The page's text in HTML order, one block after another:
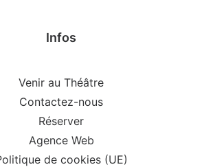
Infos
Venir au Théâtre
Contactez-nous
Réserver
Agence Web
de cookies (UE)